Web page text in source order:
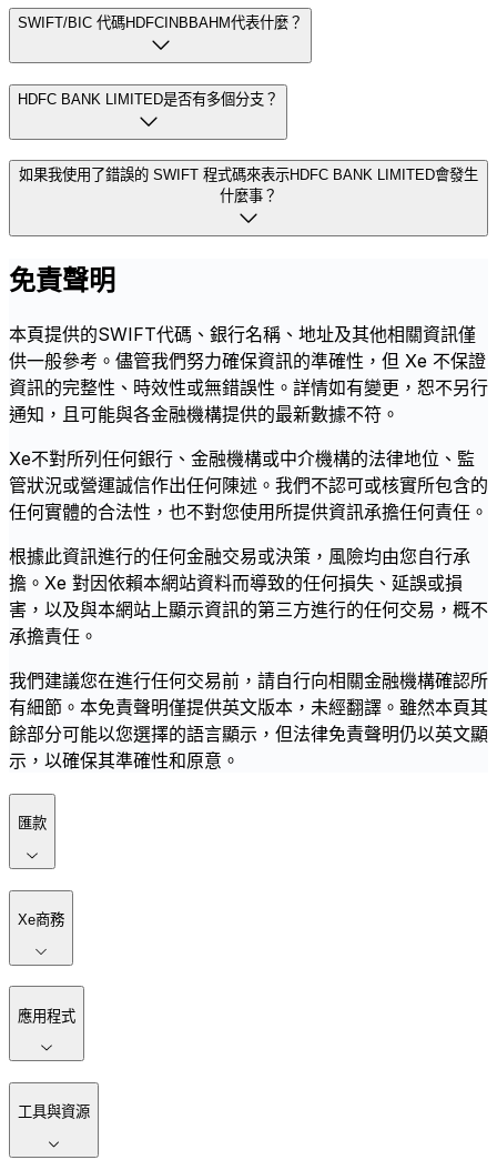
SWIFT/BIC 代碼HDFCINBBAHM代表什麼？
HDFC BANK LIMITED是否有多個分支？
如果我使用了錯誤的 SWIFT 程式碼來表示HDFC BANK LIMITED會發生
什麼事？
免責聲明
本頁提供的SWIFT代碼、銀行名稱、地址及其他相關資訊僅
供一般參考。儘管我們努力確保資訊的準確性，但 Xe 不保證
資訊的完整性、時效性或無錯誤性。詳情如有變更，恕不另行
通知，且可能與各金融機構提供的最新數據不符。
Xe不對所列任何銀行、金融機構或中介機構的法律地位、監
管狀況或營運誠信作出任何陳述。我們不認可或核實所包含的
任何實體的合法性，也不對您使用所提供資訊承擔任何責任。
根據此資訊進行的任何金融交易或決策，風險均由您自行承
擔。Xe 對因依賴本網站資料而導致的任何損失、延誤或損
害，以及與本網站上顯示資訊的第三方進行的任何交易，概不
承擔責任。
我們建議您在進行任何交易前，請自行向相關金融機構確認所
有細節。本免責聲明僅提供英文版本，未經翻譯。雖然本頁其
餘部分可能以您選擇的語言顯示，但法律免責聲明仍以英文顯
示，以確保其準確性和原意。
匯款
Xe商務
應用程式
工具與資源